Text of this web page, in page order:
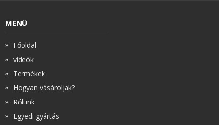
MENÜ
Főoldal
videók
Termékek
Hogyan vásároljak?
Rólunk
Egyedi gyártás